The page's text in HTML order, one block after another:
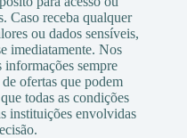
Caso receba qualquer
ou dados sensíveis,
imediatamente. Nos
informações sempre
ofertas que podem
todas as condições
instituições envolvidas